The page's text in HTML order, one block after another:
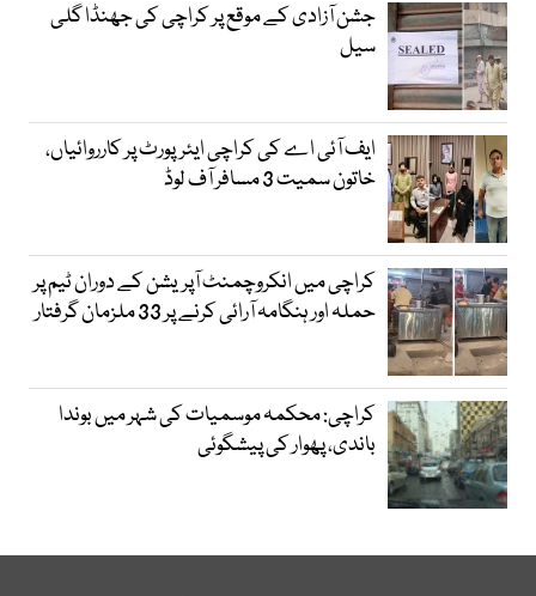
جشن آزادی کے موقع پر کراچی کی جھنڈا گلی
سیل
ایف آئی اے کی کراچی ایئرپورٹ پر کارروائیاں،
خاتون سمیت 3 مسافر آف لوڈ
کراچی میں انکروچمنٹ آپریشن کے دوران ٹیم پر
حملہ اور ہنگامہ آرائی کرنے پر 33 ملزمان گرفتار
کراچی: محکمہ موسمیات کی شہر میں بوندا
باندی، پھوار کی پیشگوئی